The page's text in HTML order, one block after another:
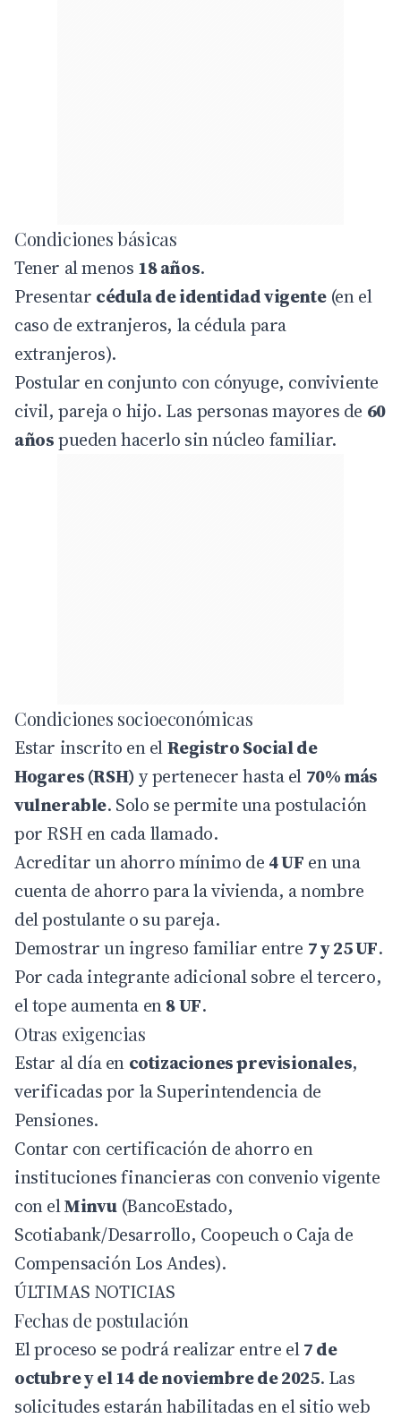
Condiciones básicas
Tener al menos 18 años.
Presentar cédula de identidad vigente(en el
caso de extranjeros, la cédula para
extranjeros).
Postular en conjunto con cónyuge, conviviente
civil, pareja o hijo. Las personas mayores de 60
añospueden hacerlo sin núcleo familiar.
Condiciones socioeconómicas
Estar inscrito en elRegistro Social de
Hogares (RSH)y pertenecer hasta el 70% más
vulnerable. Solo se permite una postulación
por RSH en cada llamado.
Acreditar un ahorro mínimo de 4 UF en una
cuenta de ahorro para la vivienda, a nombre
del postulante o su pareja.
Demostrar un ingreso familiar entre 7 y 25 UF.
Por cada integrante adicional sobre el tercero,
el tope aumenta en8 UF.
Otras exigencias
Estar al día en cotizaciones previsionales,
verificadas por la Superintendencia de
Pensiones.
Contar con certificación de ahorro en
instituciones financieras con convenio vigente
con elMinvu(BancoEstado,
Scotiabank/Desarrollo, Coopeuch o Caja de
Compensación Los Andes).
ÚLTIMAS NOTICIAS
Fechas de postulación
El proceso se podrá realizar entre el7 de
octubre y el 14 de noviembre de 2025. Las
solicitudes estarán habilitadas en el sitio web